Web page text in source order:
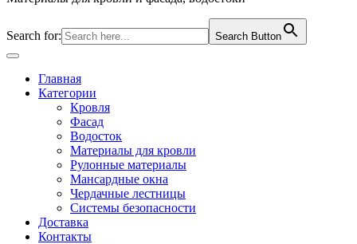
Search for: Search Button
Open
ButtonГлавная
Категории
Кровля
Фасад
Водосток
Материалы для кровли
Рулонные материалы
Мансардные окна
Чердачные лестницы
Системы безопасности
Доставка
Контакты